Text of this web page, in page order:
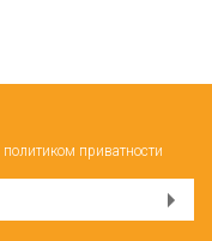
политиком приватности